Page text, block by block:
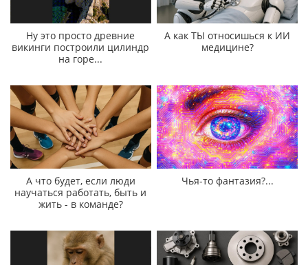
Ну это просто древние
викинги построили цилиндр
на горе...
А как ТЫ относишься к ИИ
медицине?
А что будет, если люди
научаться работать, быть и
жить - в команде?
Чья-то фантазия?...